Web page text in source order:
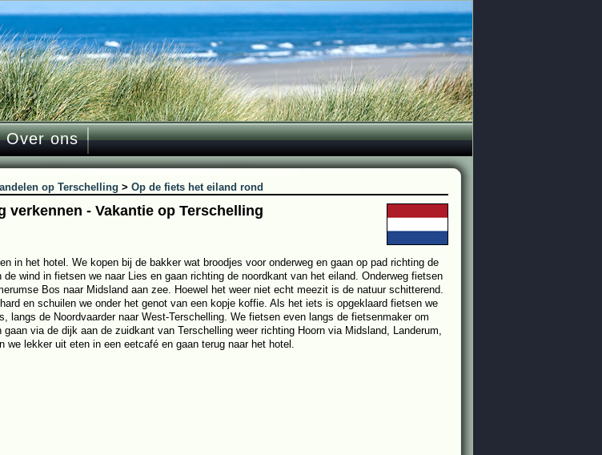
Over ons
op Terschelling > Op de fiets het eiland rond
verkennen - Vakantie op Terschelling
in het hotel. We kopen bij de bakker wat broodjes voor onderweg en gaan op pad richting de
wind in fietsen we naar Lies en gaan richting de noordkant van het eiland. Onderweg fietsen
Bos naar Midsland aan zee. Hoewel het weer niet echt meezit is de natuur schitterend.
en schuilen we onder het genot van een kopje koffie. Als het iets is opgeklaard fietsen we
langs de Noordvaarder naar West-Terschelling. We fietsen even langs de fietsenmaker om
via de dijk aan de zuidkant van Terschelling weer richting Hoorn via Midsland, Landerum,
we lekker uit eten in een eetcafé en gaan terug naar het hotel.